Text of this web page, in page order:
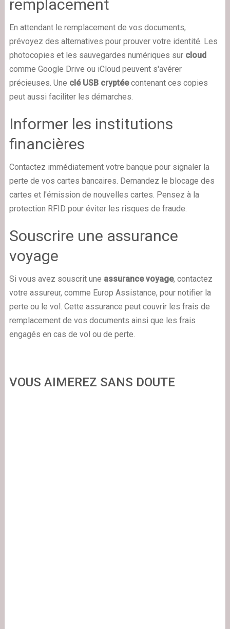
remplacement
En attendant le remplacement de vos documents,
prévoyez des alternatives pour prouver votre identité. Les
photocopies et les sauvegardes numériques sur cloud
comme Google Drive ou iCloud peuvent s'avérer
précieuses. Une clé USB cryptéecontenant ces copies
peut aussi faciliter les démarches.
Informer les institutions
financières
Contactez immédiatement votre banque pour signaler la
perte de vos cartes bancaires. Demandez le blocage des
cartes et l'émission de nouvelles cartes. Pensez à la
protection RFID pour éviter les risques de fraude.
Souscrire une assurance
voyage
Si vous avez souscrit une assurance voyage, contactez
votre assureur, comme Europ Assistance, pour notifier la
perte ou le vol. Cette assurance peut couvrir les frais de
remplacement de vos documents ainsi que les frais
engagés en cas de vol ou de perte.
VOUS AIMEREZ SANS DOUTE